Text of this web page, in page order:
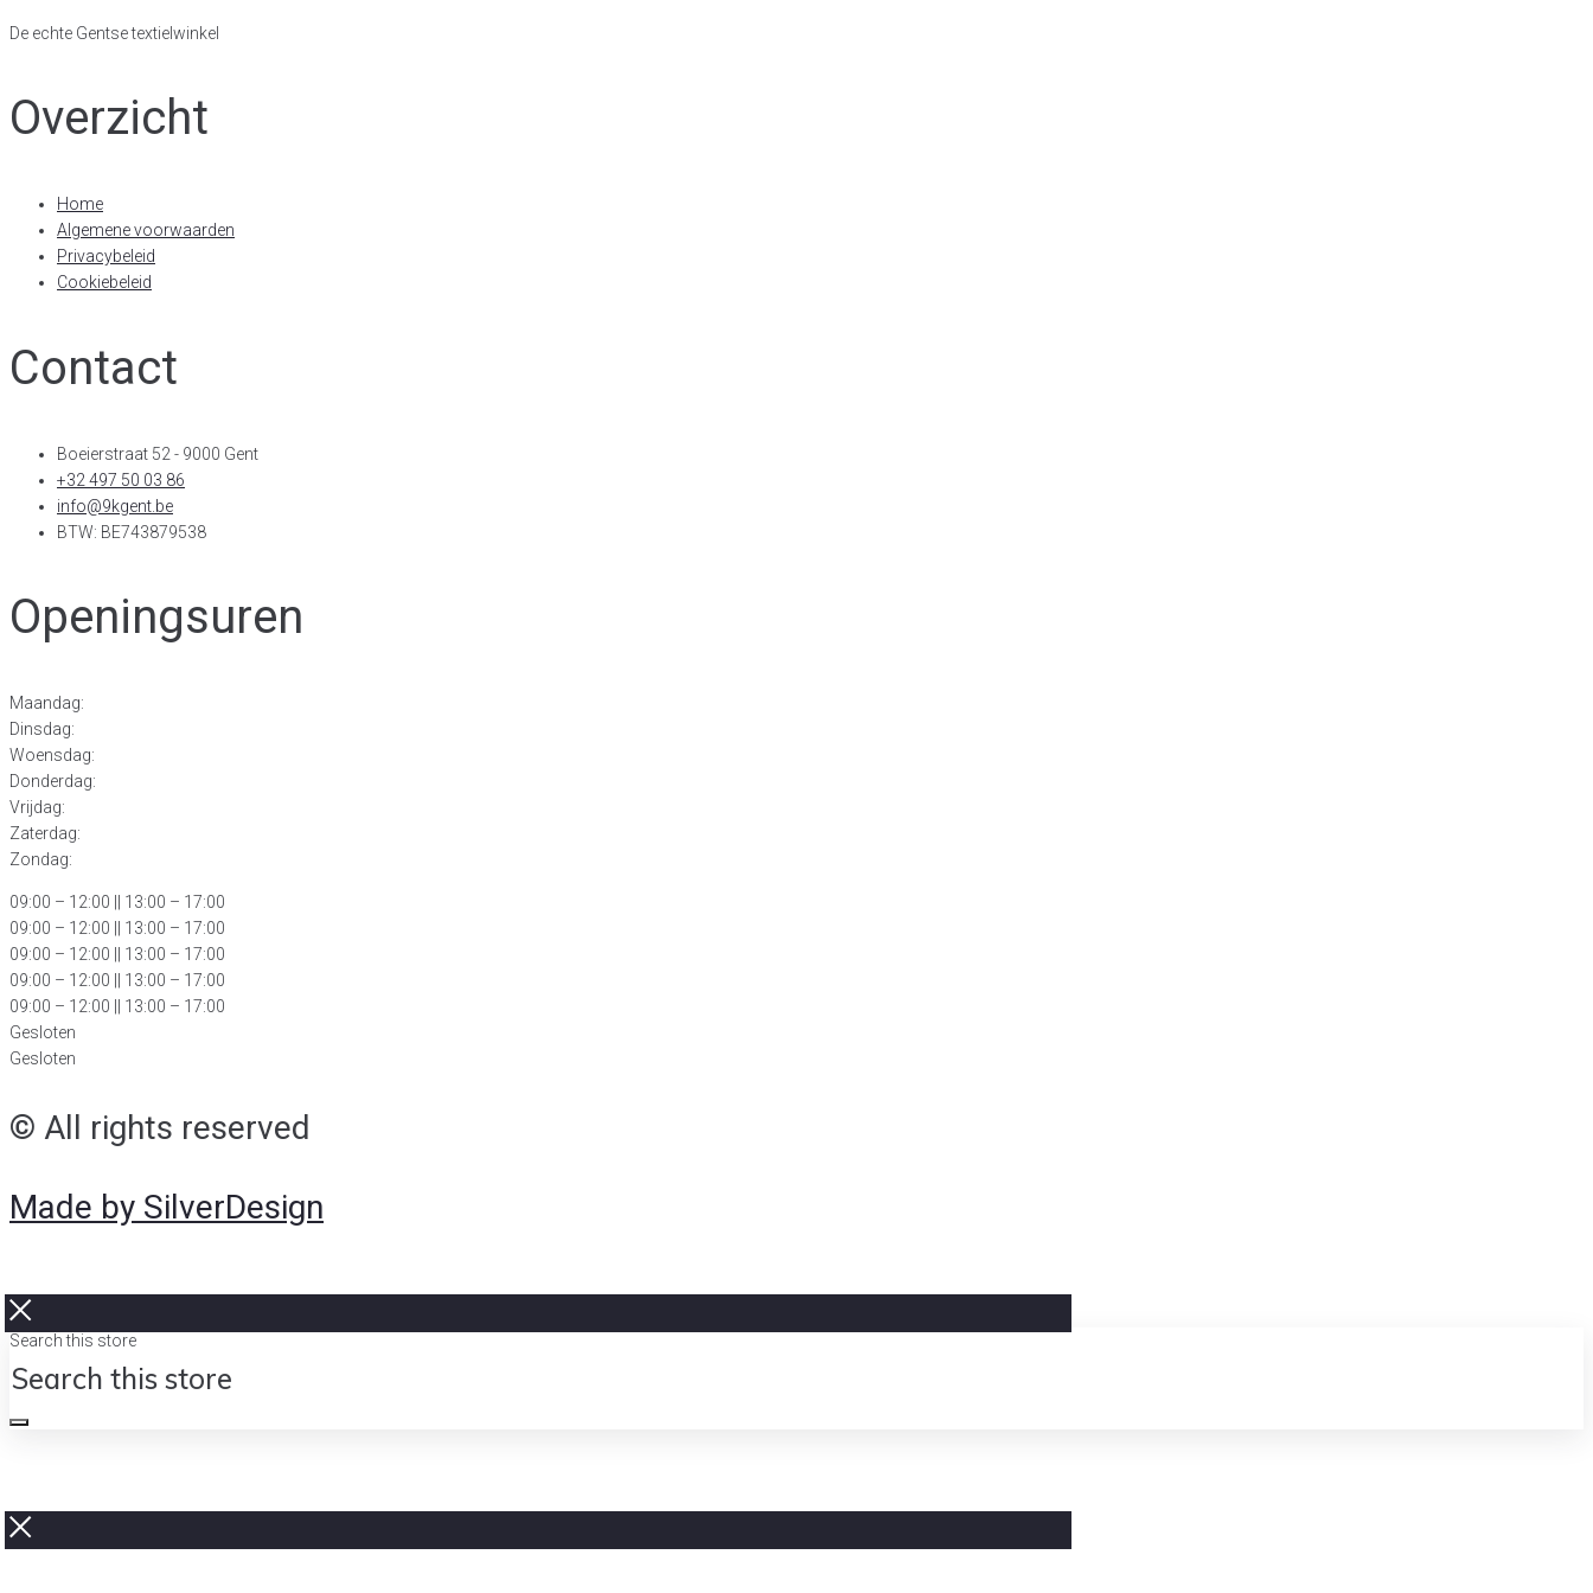
De echte Gentse textielwinkel
Overzicht
Home
Algemene voorwaarden
Privacybeleid
Cookiebeleid
Contact
Boeierstraat 52 - 9000 Gent
+32 497 50 03 86
info@9kgent.be
BTW: BE743879538
Openingsuren
Maandag:
Dinsdag:
Woensdag:
Donderdag:
Vrijdag:
Zaterdag:
Zondag:
09:00 – 12:00
|| 13:00 – 17:00
09:00 – 12:00 || 13:00 – 17:00
09:00 – 12:00 || 13:00 – 17:00
09:00 – 12:00 || 13:00 – 17:00
09:00 – 12:00 || 13:00 – 17:00
Gesloten
Gesloten
© All rights reserved
Made by SilverDesign
Search this store